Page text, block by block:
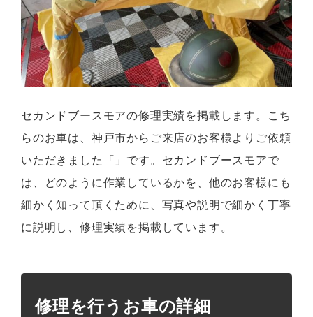
セカンドブースモアの修理実績を掲載します。こち
らのお車は、神戸市からご来店のお客様よりご依頼
いただきました「」です。セカンドブースモアで
は、どのように作業しているかを、他のお客様にも
細かく知って頂くために、写真や説明で細かく丁寧
に説明し、修理実績を掲載しています。
修理を行うお車の詳細